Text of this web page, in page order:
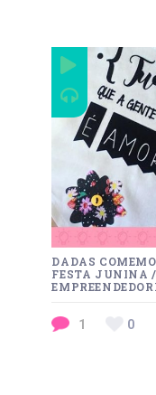
DADAS
FESTA JUNINA /
1 0